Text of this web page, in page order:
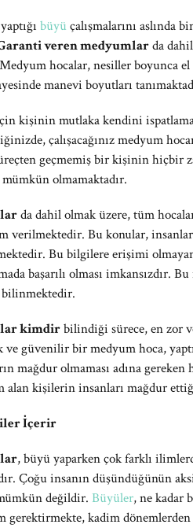
büyü çalışmalarını aslında
veren medyumlarda
hocalar, nesiller boyunca
manevi boyutları
kişinin mutlaka kendini
çalışacağınız medyum
geçmemiş bir kişinin hiçbir
mümkün olmamaktadır.
da dahil olmak üzere, tüm
verilmektedir. Bu konular,
Bu bilgilere erişimi
başarılı olması imkansızdır.
bilinmektedir.
kimdirbilindiği sürece, en zor
ve güvenilir bir medyum hoca,
mağdur olmaması adına
alan kişilerin insanları mağdur
İçerir
, büyü yaparken çok farklı
Çoğu insanın düşündüğünün
değildir. Büyüler, ne kadar
gerektirmekte, kadim